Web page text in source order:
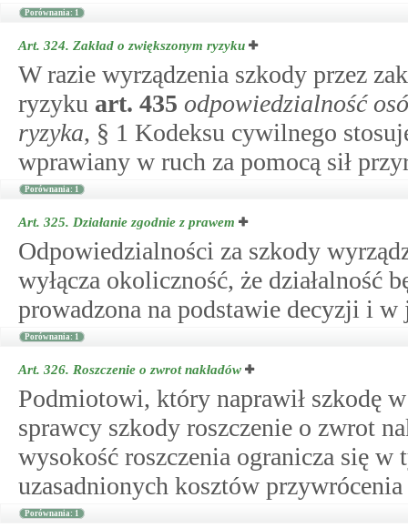
Porównania: 1
Art. 324. Zakład o zwiększonym ryzyku
W razie wyrządzenia szkody przez
ryzyku art. 435 odpowiedzialność
ryzyka, § 1 Kodeksu cywilnego
wprawiany w ruch za pomocą sił
Porównania: 1
Art. 325. Działanie zgodnie z prawem
Odpowiedzialności za szkody
wyłącza okoliczność, że działalność
prowadzona na podstawie decyzji i w
Porównania: 1
Art. 326. Roszczenie o zwrot nakładów
Podmiotowi, który naprawił szkodę
sprawcy szkody roszczenie o zwrot
wysokość roszczenia ogranicza się
uzasadnionych kosztów
Porównania: 1